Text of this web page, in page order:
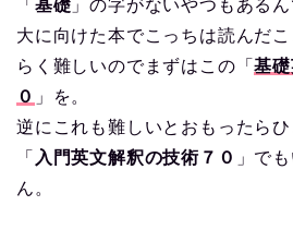
「 基礎 」の字がないやつもある
大に向けた本でこっちは読んだ
らく難しいのでまずはこの「基
０ 」を。
逆にこれも難しいとおもったら
「 入門英文解釈の技術７０ 」で
ん。